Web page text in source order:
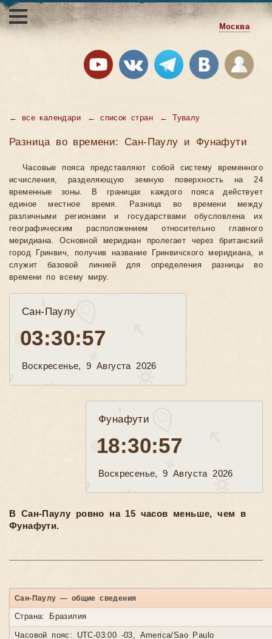
Москва
← все календари ←список стран ← Тувалу
Разница во времени: Сан-Паулу и Фунафути
Часовые пояса представляют собой систему временного
исчисления, разделяющую земную поверхность на 24
временные зоны. В границах каждого пояса действует
единое местное время. Разница во времени между
различными регионами и государствами обусловлена их
географическим расположением относительно главного
меридиана. Основной меридиан пролегает через британский
город Гринвич, получив название Гринвичского меридиана, и
служит базовой линией для определения разницы во
времени по всему миру.
Сан-Паулу
03:30:59
Воскресенье, 9 Августа 2026
Фунафути
18:30:59
Воскресенье, 9 Августа 2026
В Сан-Паулу ровно на 15 часов меньше, чем в
Фунафути.
Сан-Паулу — общие сведения
Страна: Бразилия
Часовой пояс: UTC-03:00 -03, America/Sao_Paulo